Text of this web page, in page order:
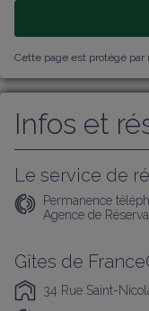
Cette page est protégé par
Infos et
Le service de
Permanence
Agence de
Gîtes de
34 Rue Saint-